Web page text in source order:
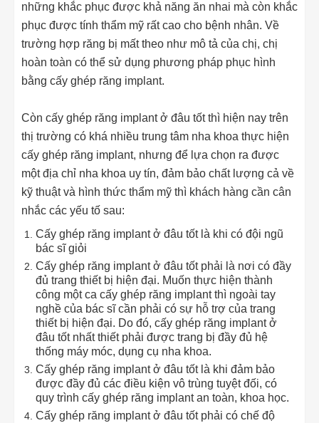
những khắc phục được khả năng ăn nhai mà còn khắc
phục được tính thẩm mỹ rất cao cho bệnh nhân. Về
trường hợp răng bị mất theo như mô tả của chị, chị
hoàn toàn có thể sử dụng phương pháp phục hình
bằng cấy ghép răng implant.
Còn cấy ghép răng implant ở đâu tốt thì hiện nay trên
thị trường có khá nhiều trung tâm nha khoa thực hiện
cấy ghép răng implant, nhưng để lựa chọn ra được
một địa chỉ nha khoa uy tín, đảm bảo chất lượng cả về
kỹ thuật và hình thức thẩm mỹ thì khách hàng cần cân
nhắc các yếu tố sau:
Cấy ghép răng implant ở đâu tốt là khi có đội ngũ
bác sĩ giỏi
Cấy ghép răng implant ở đâu tốt phải là nơi có đầy
đủ trang thiết bị hiện đại. Muốn thực hiện thành
công một ca cấy ghép răng implant thì ngoài tay
nghề của bác sĩ cần phải có sự hỗ trợ của trang
thiết bị hiện đại. Do đó, cấy ghép răng implant ở
đâu tốt nhất thiết phải được trang bị đầy đủ hệ
thống máy móc, dụng cụ nha khoa.
Cấy ghép răng implant ở đâu tốt là khi đảm bảo
được đầy đủ các điều kiện vô trùng tuyệt đối, có
quy trình cấy ghép răng implant an toàn, khoa học.
Cấy ghép răng implant ở đâu tốt phải có chế độ